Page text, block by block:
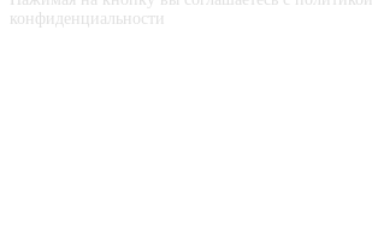
конфиденциальности